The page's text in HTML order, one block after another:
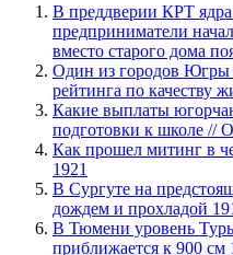
​В преддверии КРТ ядра
предприниматели
вместо старого дома
Один из городов Югры
рейтинга по качеству
Какие выплаты
подготовки к школе
Как прошел митинг в
1921
В Сургуте на
дождем и прохладой
В Тюмени уровень
приближается к 900 см